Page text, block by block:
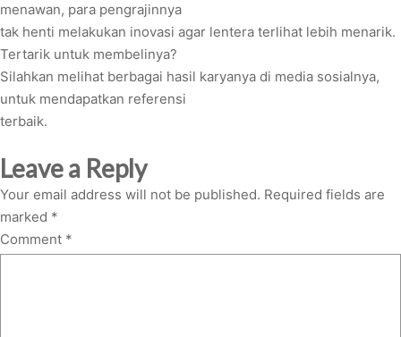
menawan, para pengrajinnya
tak henti melakukan inovasi agar lentera terlihat lebih menarik.
Tertarik untuk membelinya?
Silahkan melihat berbagai hasil karyanya di media sosialnya,
untuk mendapatkan referensi
terbaik.
Leave a Reply
Your email address will not be published. Required fields are
marked *
Comment *